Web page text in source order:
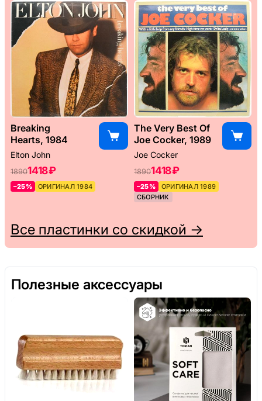
Breaking
Hearts, 1984
Elton John
18901418 ₽
–25% ОРИГИНАЛ 1984
The Very Best Of
Joe Cocker, 1989
Joe Cocker
18901418 ₽
–25%
ОРИГИНАЛ 1989
СБОРНИК
Все пластинки со скидкой →
Полезные аксессуары